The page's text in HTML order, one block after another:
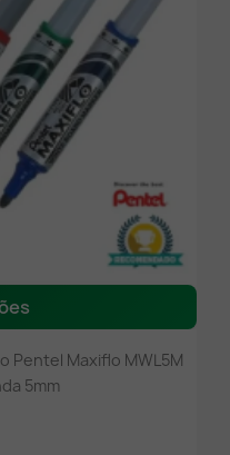
Pentel Maxiflo MWL5M
5mm